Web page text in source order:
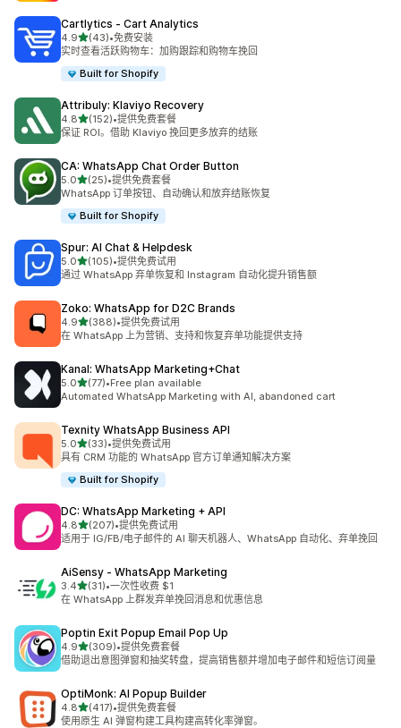
Cartlytics ‑ Cart Analytics
4.9星（满分 5 星）
(43)
总共 43 条评论
•免费安装
实时查看活跃购物车：加购跟踪和购物车挽回
Built for Shopify
Attribuly: Klaviyo Recovery
4.8星（满分 5 星）
(152)
总共 152 条评论
•提供免费套餐
保证 ROI。借助 Klaviyo 挽回更多放弃的结账
CA: WhatsApp Chat Order Button
5.0星（满分 5 星）
(25)
总共 25 条评论
•提供免费套餐
WhatsApp 订单按钮、自动确认和放弃结账恢复
Built for Shopify
Spur: AI Chat & Helpdesk
5.0星（满分 5 星）
(105)
总共 105 条评论
•提供免费试用
通过 WhatsApp 弃单恢复和 Instagram 自动化提升销售额
Zoko: WhatsApp for D2C Brands
4.9星（满分 5 星）
(388)
总共 388 条评论
•提供免费试用
在 WhatsApp 上为营销、支持和恢复弃单功能提供支持
Kanal: WhatsApp Marketing+Chat
5.0星（满分 5 星）
(77)
总共 77 条评论
•Free plan available
Automated WhatsApp Marketing with AI, abandoned cart
Texnity WhatsApp Business API
5.0星（满分 5 星）
(33)
总共 33 条评论
•提供免费试用
具有 CRM 功能的 WhatsApp 官方订单通知解决方案
Built for Shopify
DC: WhatsApp Marketing + API
4.8星（满分 5 星）
(207)
总共 207 条评论
•提供免费试用
适用于 IG/FB/电子邮件的 AI 聊天机器人、WhatsApp 自动化、弃单挽回
AiSensy ‑ WhatsApp Marketing
3.4星（满分 5 星）
(31)
总共 31 条评论
•一次性收费 $1
在 WhatsApp 上群发弃单挽回消息和优惠信息
Poptin Exit Popup Email Pop Up
4.9星（满分 5 星）
(309)
总共 309 条评论
•提供免费套餐
借助退出意图弹窗和抽奖转盘，提高销售额并增加电子邮件和短信订阅量
OptiMonk: AI Popup Builder
4.8星（满分 5 星）
(417)
总共 417 条评论
•提供免费套餐
使用原生 AI 弹窗构建工具构建高转化率弹窗。